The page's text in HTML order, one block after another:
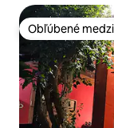
Obľúbené
Obľúbené